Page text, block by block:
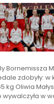
Bornemissza
zdobyły:
kg Oliwia
wywalczyła w